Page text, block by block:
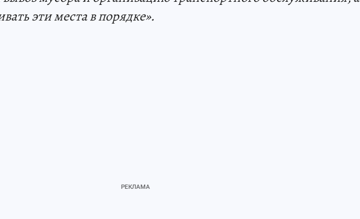
эти места в порядке».